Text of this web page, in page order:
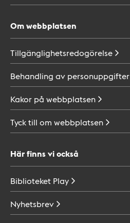
Om webbplatsen
Tillgänglighetsredogörelse
Behandling av personuppgifter
Kakor på webbplatsen
Tyck till om webbplatsen
Här finns vi också
Biblioteket Play
Nyhetsbrev